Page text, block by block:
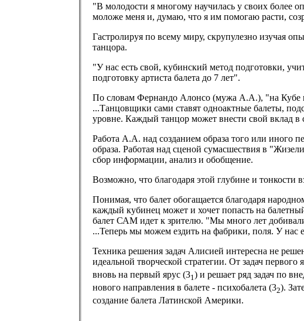
"В молодости я многому научилась у своих более
моложе меня и, думаю, что я им помогаю расти,
Гастролируя по всему миру, скрупулезно изучая
танцора.
"У нас есть свой, кубинский метод подготовки,
подготовку артиста балета до 7 лет".
По словам Фернандо Алонсо (мужа А.А.), "на Кубе
...Танцовщики сами ставят одноактные балеты,
уровне. Каждый танцор может внести свой вклад
Работа А.А. над созданием образа того или иного
образа. Работая над сценой сумасшествия в
сбор информации, анализ и обобщение.
Возможно, что благодаря этой глубине и тонкости
Понимая, что балет обогащается благодаря
каждый кубинец может и хочет попасть на
балет САМ идет к зрителю. "Мы много лет
...Теперь мы можем ездить на фабрики, поля. У нас
Техника решения задач Алисией интересна не
идеальной творческой стратегии. От задач первого
вновь на первый ярус (31) и решает ряд задач по
нового направления в балете - психобалета (32).
создание балета Латинской Америки.